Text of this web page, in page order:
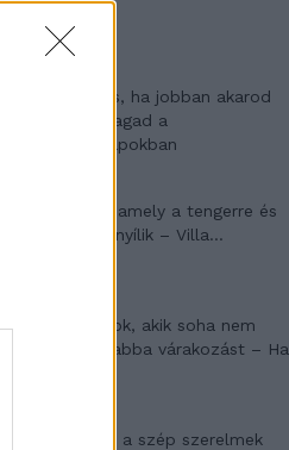
10 tanács, ha jobban akarod
érezni magad a
hétköznapokban
Egy ház, amely a tengerre és
a fényre nyílik – Villa...
A családok, akik soha nem
hagyták abba várakozást – Ha
Panna és a szép szerelmek